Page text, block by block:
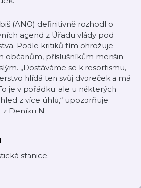
(ANO) definitivně rozhodl o
agend z Úřadu vlády pod
Podle kritiků tím ohrožuje
občanům, příslušníkům menšin
„Dostáváme se k resortismu,
hlídá ten svůj dvoreček a má
je v pořádku, ale u některých
z více úhlů,“ upozorňuje
z Deníku N.
stanice.